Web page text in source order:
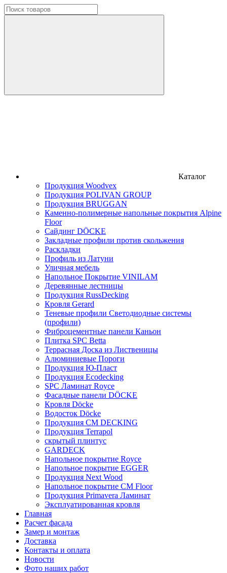
Каталог
Продукция Woodvex
Продукция POLIVAN GROUP
Продукция BRUGGAN
Каменно-полимерные напольные покрытия Alpine
Floor
Сайдинг DÖCKE
Закладные профили против скольжения
Раскладки
Профиль из Латуни
Уличная мебель
Напольное Покрытие VINILAM
Деревянные лестницы
Продукция RussDecking
Кровля Gerard
Теневые профили Светодиодные системы
(профили)
Фиброцементные панели Каньон
Плитка SPC Betta
Террасная Доска из Лиственицы
Алюминиевые Пороги
Продукция Ю-Пласт
Продукция Ecodecking
SPC Ламинат Royce
Фасадные панели DÖCKE
Кровля Döcke
Водосток Döcke
Продукция CM DECKING
Продукция Terrapol
скрытый плинтус
GARDECK
Напольное покрытие Royce
Напольное покрытие EGGER
Продукция Next Wood
Напольное покрытие CM Floor
Продукция Primavera Ламинат
Эксплуатированная кровля
Главная
Расчет фасада
Замер и монтаж
Доставка
Контакты и оплата
Новости
Фото наших работ